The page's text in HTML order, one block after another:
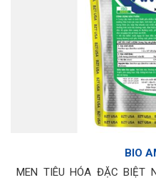
BIO
MEN TIÊU HÓA ĐẶC BIỆT